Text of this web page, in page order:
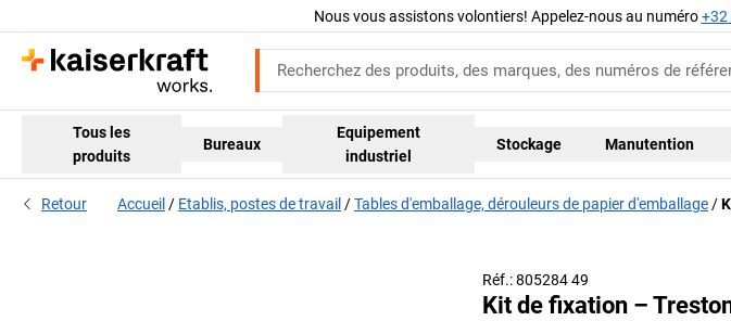
Nous vous assistons volontiers! Appelez-nous au numéro+32
Tous les
produits
Bureaux
Equipement
industriel
Stockage Manutention
Retour Accueil Etablis, postes de travail Tables d'emballage, dérouleurs de papier d'emballage
Réf.: 805284 49
Kit de fixation –